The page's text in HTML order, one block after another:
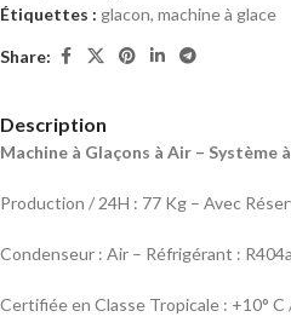
Étiquettes : glacon, machine à glace
Share:
Description
Machine à Glaçons à Air – Système
Production / 24H : 77 Kg – Avec
Condenseur : Air – Réfrigérant :
Certifiée en Classe Tropicale : +10° C